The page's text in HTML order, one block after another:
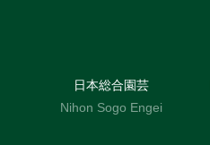
日本総合園芸
Nihon Sogo Engei